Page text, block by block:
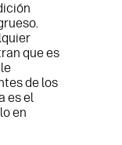
que es
de los
es el
en